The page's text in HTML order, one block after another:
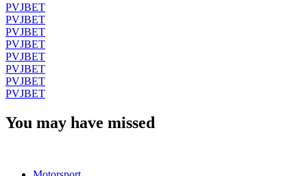
PVJBET
PVJBET
PVJBET
PVJBET
PVJBET
PVJBET
PVJBET
PVJBET
You may have missed